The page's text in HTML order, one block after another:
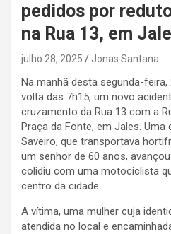
pedidos por
na Rua 13, em
julho 28, 2025 Jonas Santana
Na manhã desta segunda-feira,
volta das 7h15, um novo
cruzamento da Rua 13 com a
Praça da Fonte, em Jales.
Saveiro, que transportava
um senhor de 60 anos,
colidiu com uma motociclista
centro da cidade.
A vítima, uma mulher cuja
atendida no local e